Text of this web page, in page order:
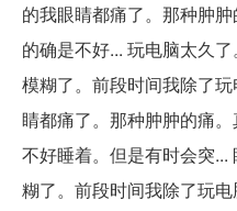
的我眼睛都痛了。那种肿
的确是不好... 玩电脑太久
模糊了。前段时间我除了
睛都痛了。那种肿肿的痛
不好睡着。但是有时会突
糊了。前段时间我除了玩